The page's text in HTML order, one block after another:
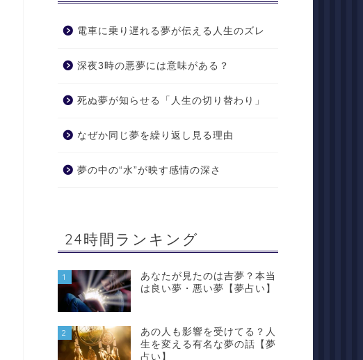
電車に乗り遅れる夢が伝える人生のズレ
深夜3時の悪夢には意味がある？
死ぬ夢が知らせる「人生の切り替わり」
なぜか同じ夢を繰り返し見る理由
夢の中の“水”が映す感情の深さ
24時間ランキング
1
あなたが見たのは吉夢？本当
は良い夢・悪い夢【夢占い】
2
あの人も影響を受けてる？人
生を変える有名な夢の話【夢
占い】